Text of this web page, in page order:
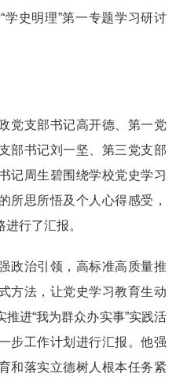
学史明理”第一专题学习研讨
党支部书记高开德、第一党
部书记刘一坚、第三党支部
记周生碧围绕学校党史学习
所思所悟及个人心得感受，
行了汇报。
政治引领，高标准高质量推
方法，让党史学习教育生动
进“我为群众办实事”实践活
步工作计划进行汇报。他强
和落实立德树人根本任务紧